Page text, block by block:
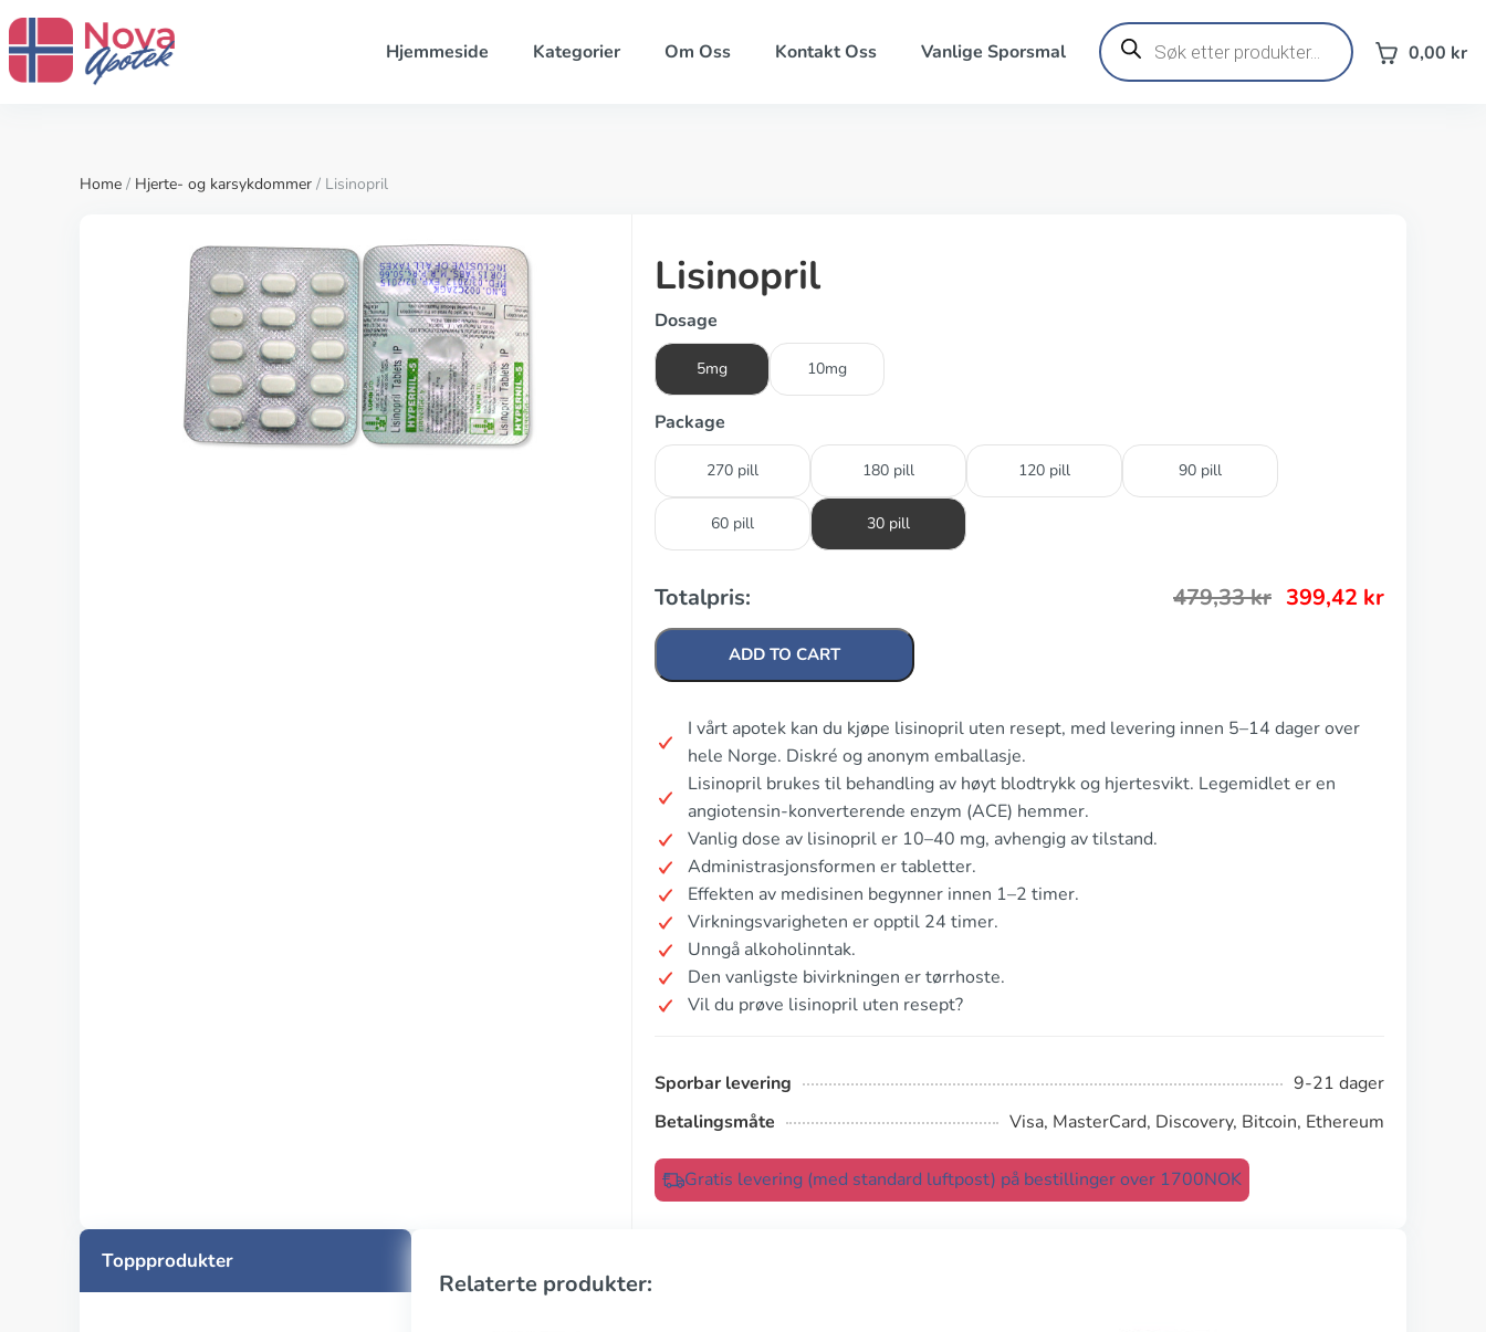
Hjemmeside Kategorier Om Oss Kontakt Oss Vanlige Sporsmal
Products
search 0,00 kr
Home / Hjerte- og karsykdommer / Lisinopril
Lisinopril
Dosage
5mg 10mg
Package
270 pill 180 pill 120 pill 90 pill
60 pill 30 pill
Totalpris: 479,33kr 399,42 kr
ADD TO CART
I vårt apotek kan du kjøpe lisinopril uten resept, med levering innen 5–14 dager over
hele Norge. Diskré og anonym emballasje.
Lisinopril brukes til behandling av høyt blodtrykk og hjertesvikt. Legemidlet er en
angiotensin-konverterende enzym (ACE) hemmer.
Vanlig dose av lisinopril er 10–40 mg, avhengig av tilstand.
Administrasjonsformen er tabletter.
Effekten av medisinen begynner innen 1–2 timer.
Virkningsvarigheten er opptil 24 timer.
Unngå alkoholinntak.
Den vanligste bivirkningen er tørrhoste.
Vil du prøve lisinopril uten resept?
Sporbar levering
9-21 dager
Betalingsmåte
Visa, MasterCard, Discovery, Bitcoin, Ethereum
Gratis levering (med standard luftpost) på bestillinger over 1700NOK
Toppprodukter
Relaterte produkter: